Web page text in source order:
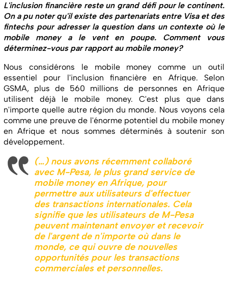
L'inclusion financière reste un grand défi pour le continent.
On a pu noter qu'il existe des partenariats entre Visa et des
fintechs pour adresser la question dans un contexte où le
mobile money a le vent en poupe. Comment vous
déterminez-vous par rapport au mobile money?
Nous considérons le mobile money comme un outil
essentiel pour l'inclusion financière en Afrique. Selon
GSMA, plus de 560 millions de personnes en Afrique
utilisent déjà le mobile money. C'est plus que dans
n'importe quelle autre région du monde. Nous voyons cela
comme une preuve de l'énorme potentiel du mobile money
en Afrique et nous sommes déterminés à soutenir son
développement.
(…) nous avons récemment collaboré
avec M-Pesa, le plus grand service de
mobile money en Afrique, pour
permettre aux utilisateurs d'effectuer
des transactions internationales. Cela
signifie que les utilisateurs de M-Pesa
peuvent maintenant envoyer et recevoir
de l'argent de n'importe où dans le
monde, ce qui ouvre de nouvelles
opportunités pour les transactions
commerciales et personnelles.